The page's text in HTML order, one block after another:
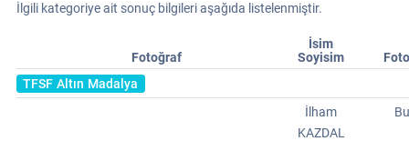
İlgili kategoriye ait sonuç bilgileri aşağıda listelenmiştir.
Fotoğraf
İsim
Soyisim
TFSF Altın Madalya
İlham
KAZDAL